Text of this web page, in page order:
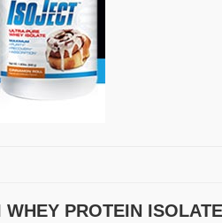
PROTEIN ISOLATE